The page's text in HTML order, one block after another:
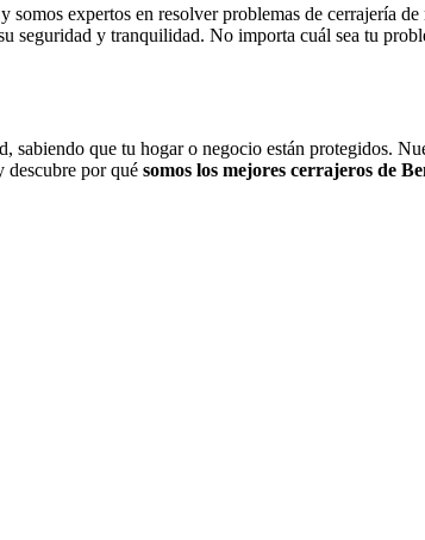
somos expertos en resolver problemas de cerrajería
seguridad y tranquilidad. No importa cuál sea tu
que tu hogar o negocio están protegidos.
descubre por qué somos los mejores cerrajeros de